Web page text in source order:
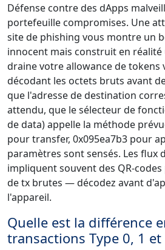
Défense contre des dApps
portefeuille compromises. Une
site de phishing vous montre un
innocent mais construit en
draine votre allowance de tokens
décodant les octets bruts avant
que l'adresse de destination
attendu, que le sélecteur de
de data) appelle la méthode
pour transfer, 0x095ea7b3 pour
paramètres sont sensés. Les flux
impliquent souvent des QR-
de tx brutes — décodez avant
l'appareil.
Quelle est la différence
transactions Type 0, 1